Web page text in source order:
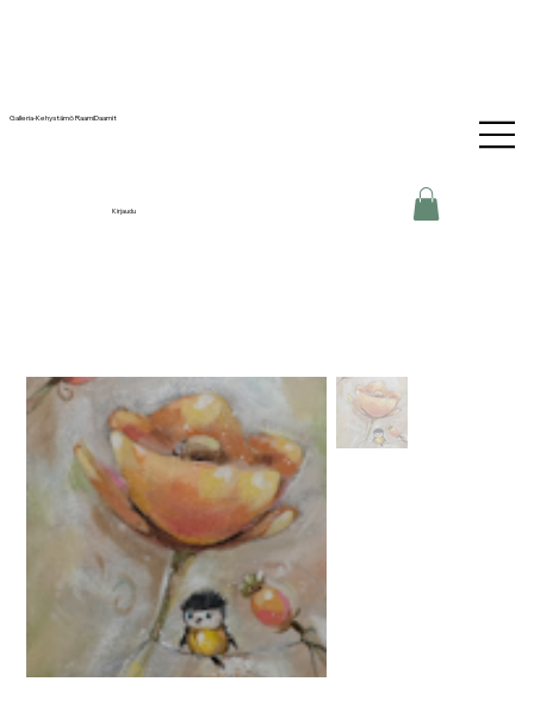
Galleria-Kehystämö RaamiDaamit
Kirjaudu